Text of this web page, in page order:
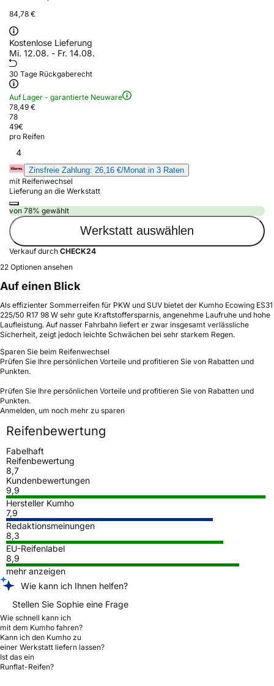
84,78 €
Kostenlose Lieferung
Mi. 12.08. - Fr. 14.08.
30 Tage Rückgaberecht
Auf Lager - garantierte Neuware
78,49 €
78
49€
pro Reifen
4
Zinsfreie Zahlung: 26,16 €/Monat in 3 Raten
mit Reifenwechsel
Lieferung an die Werkstatt
von 78% gewählt
Werkstatt auswählen
Verkauf durch CHECK24
22 Optionen ansehen
Auf einen Blick
Als effizienter Sommerreifen für PKW und SUV bietet der Kumho Ecowing ES31
225/50 R17 98 W sehr gute Kraftstoffersparnis, angenehme Laufruhe und hohe
Laufleistung. Auf nasser Fahrbahn liefert er zwar insgesamt verlässliche
Sicherheit, zeigt jedoch leichte Schwächen bei sehr starkem Regen.
Sparen Sie beim Reifenwechsel
Prüfen Sie Ihre persönlichen Vorteile und profitieren Sie von Rabatten und
Punkten.
Prüfen Sie Ihre persönlichen Vorteile und profitieren Sie von Rabatten und
Punkten.
Anmelden, um noch mehr zu sparen
Reifenbewertung
Fabelhaft
Reifenbewertung
8,7
Kundenbewertungen
9,9
Hersteller Kumho
7,9
Redaktionsmeinungen
8,3
EU-Reifenlabel
8,9
mehr anzeigen
Wie kann ich Ihnen helfen?
Stellen Sie Sophie eine Frage
Wie schnell kann ich
mit dem Kumho fahren?
Kann ich den Kumho zu
einer Werkstatt liefern lassen?
Ist das ein
Runflat-Reifen?